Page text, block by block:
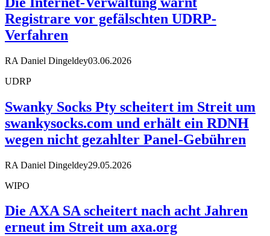
Registrare vor gefälschten UDRP-
Verfahren
RA Daniel Dingeldey03.06.2026
UDRP
Swanky Socks Pty scheitert im Streit um
swankysocks.com und erhält ein RDNH
wegen nicht gezahlter Panel-Gebühren
RA Daniel Dingeldey29.05.2026
WIPO
Die AXA SA scheitert nach acht Jahren
erneut im Streit um axa.org